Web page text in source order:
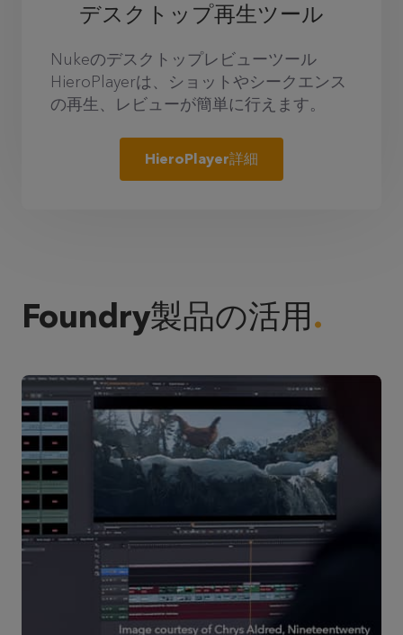
デスクトップ再生ツール
Nukeのデスクトップレビューツール
HieroPlayerは、ショットやシークエンス
の再生、レビューが簡単に行えます。
HieroPlayer詳細
Foundry製品の活用